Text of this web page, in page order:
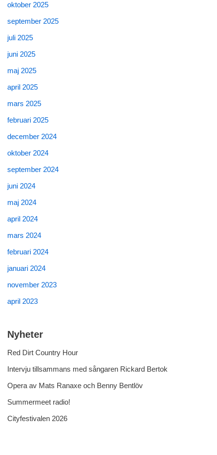
oktober 2025
september 2025
juli 2025
juni 2025
maj 2025
april 2025
mars 2025
februari 2025
december 2024
oktober 2024
september 2024
juni 2024
maj 2024
april 2024
mars 2024
februari 2024
januari 2024
november 2023
april 2023
Nyheter
Red Dirt Country Hour
Intervju tillsammans med sångaren Rickard Bertok
Opera av Mats Ranaxe och Benny Bentlöv
Summermeet radio!
Cityfestivalen 2026